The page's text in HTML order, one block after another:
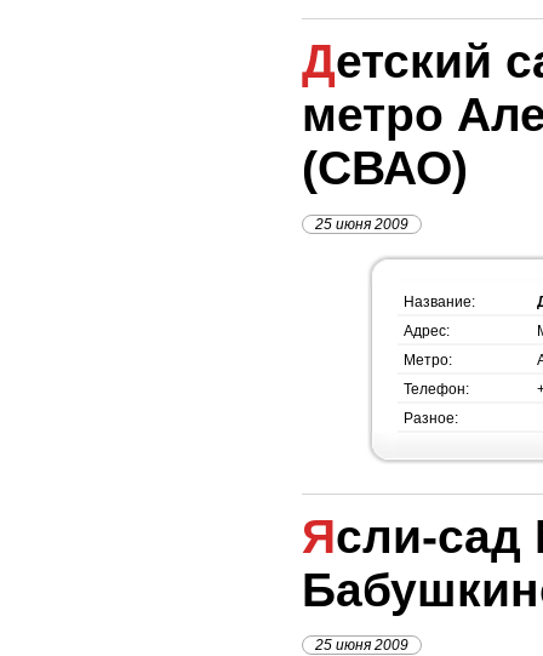
Детский сад №1309,
метро
(СВАО)
25 июня 2009
Название:
Адрес:
Метро:
Телефон:
Разное:
Ясли-сад №1282, метро
25 июня 2009